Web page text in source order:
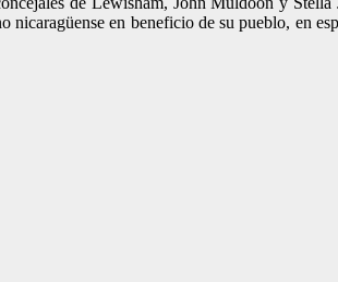
nicaragüense en beneficio de su pueblo, en